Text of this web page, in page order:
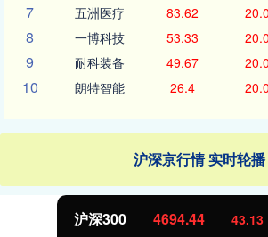
7 五洲医疗 83.62
8 一博科技 53.33
9 耐科装备 49.67
10 朗特智能 26.4
沪深京行情 实时轮播
沪深300 4694.44 43.13